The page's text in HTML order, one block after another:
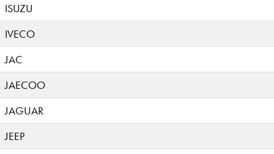
ISUZU
IVECO
JAC
JAECOO
JAGUAR
JEEP